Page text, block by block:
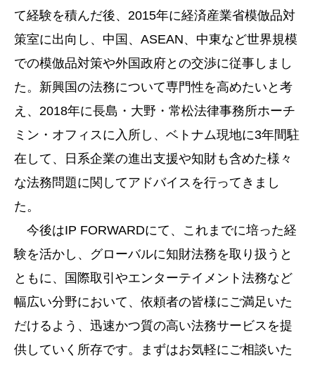
て経験を積んだ後、2015年に経済産業省模倣品対
策室に出向し、中国、ASEAN、中東など世界規模
での模倣品対策や外国政府との交渉に従事しまし
た。新興国の法務について専門性を高めたいと考
え、2018年に長島・大野・常松法律事務所ホーチ
ミン・オフィスに入所し、ベトナム現地に3年間駐
在して、日系企業の進出支援や知財も含めた様々
な法務問題に関してアドバイスを行ってきまし
た。
今後はIP FORWARDにて、これまでに培った経
験を活かし、グローバルに知財法務を取り扱うと
ともに、国際取引やエンターテイメント法務など
幅広い分野において、依頼者の皆様にご満足いた
だけるよう、迅速かつ質の高い法務サービスを提
供していく所存です。まずはお気軽にご相談いた